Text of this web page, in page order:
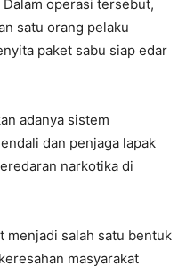
operasi tersebut,
satu orang pelaku
paket sabu siap edar
adanya sistem
dan penjaga lapak
narkotika di
menjadi salah satu bentuk
masyarakat